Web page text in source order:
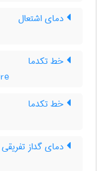
دمای اشتعال
خط تکدما
خط تکدما
دمای گداز تفریقی